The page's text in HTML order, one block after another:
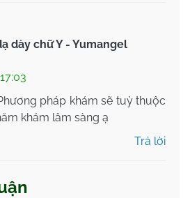
dày chữ Y - Yumangel
pháp khám sẽ tuỳ thuộc
khám lâm sàng ạ
Trả lời